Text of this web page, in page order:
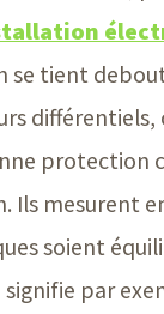
se tient
différentiels,
protection
Ils mesurent
soient
signifie par